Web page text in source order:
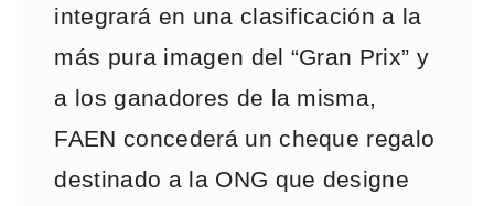
integrará en una clasificación a la
más pura imagen del “Gran Prix” y
a los ganadores de la misma,
FAEN concederá un cheque regalo
destinado a la ONG que designe